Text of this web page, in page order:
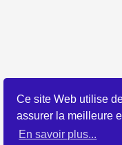
Ce site Web utilise
assurer la meilleure
En savoir plus...